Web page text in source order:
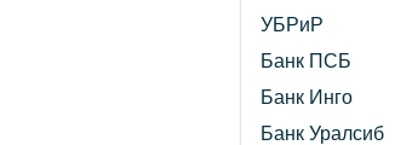
УБРиР
Банк ПСБ
Банк Инго
Банк Уралсиб